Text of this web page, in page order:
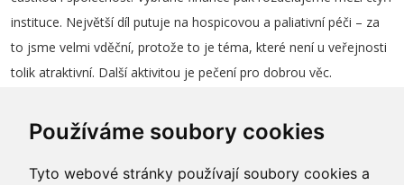
Používáme soubory cookies
Tyto webové stránky používají soubory cookies a
instituce. Největší díl putuje na hospicovou a paliativní péči – za
to jsme velmi vděční, protože to je téma, které není u veřejnosti
tolik atraktivní. Další aktivitou je pečení pro dobrou věc.
oborech, dokážou péct neskutečné dobroty. Organizujeme také
dobrovolnický den. Je úžasné, že se ho zúčastní lidé různých
pozic a profesí napříč celou společností. Nikoho k ničemu